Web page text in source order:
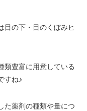
目の下・目のくぼみヒ
類豊富に用意している
すね♪
た薬剤の種類や量につ